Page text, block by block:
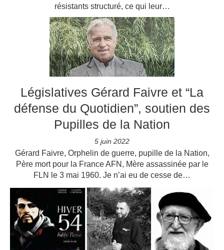
résistants structuré, ce qui leur…
Législatives Gérard Faivre et “La
défense du Quotidien”, soutien des
Pupilles de la Nation
5 juin 2022
Gérard Faivre, Orphelin de guerre, pupille de la Nation,
Père mort pour la France AFN, Mère assassinée par le
FLN le 3 mai 1960. Je n’ai eu de cesse de…